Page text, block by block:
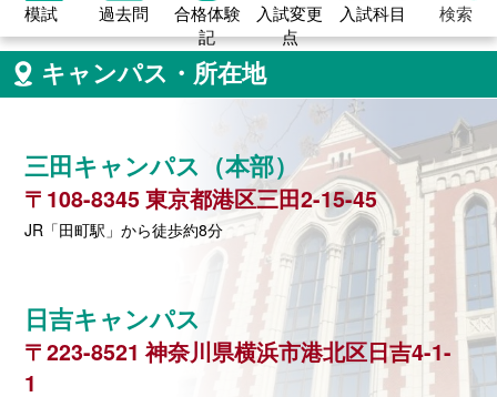
模試 過去問
合格体験
記
入試変更
点
入試科目 検索
キャンパス・所在地
三田キャンパス（本部）
〒108-8345 東京都港区三田2-15-45
JR「田町駅」から徒歩約8分
日吉キャンパス
〒223-8521 神奈川県横浜市港北区日吉4-1-
1